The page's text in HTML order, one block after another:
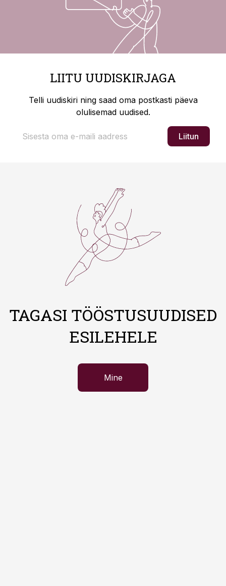
LIITU UUDISKIRJAGA
Telli uudiskiri ning saad oma postkasti päeva
olulisemad uudised.
Liitun
TAGASI TÖÖSTUSUUDISED
ESILEHELE
Mine